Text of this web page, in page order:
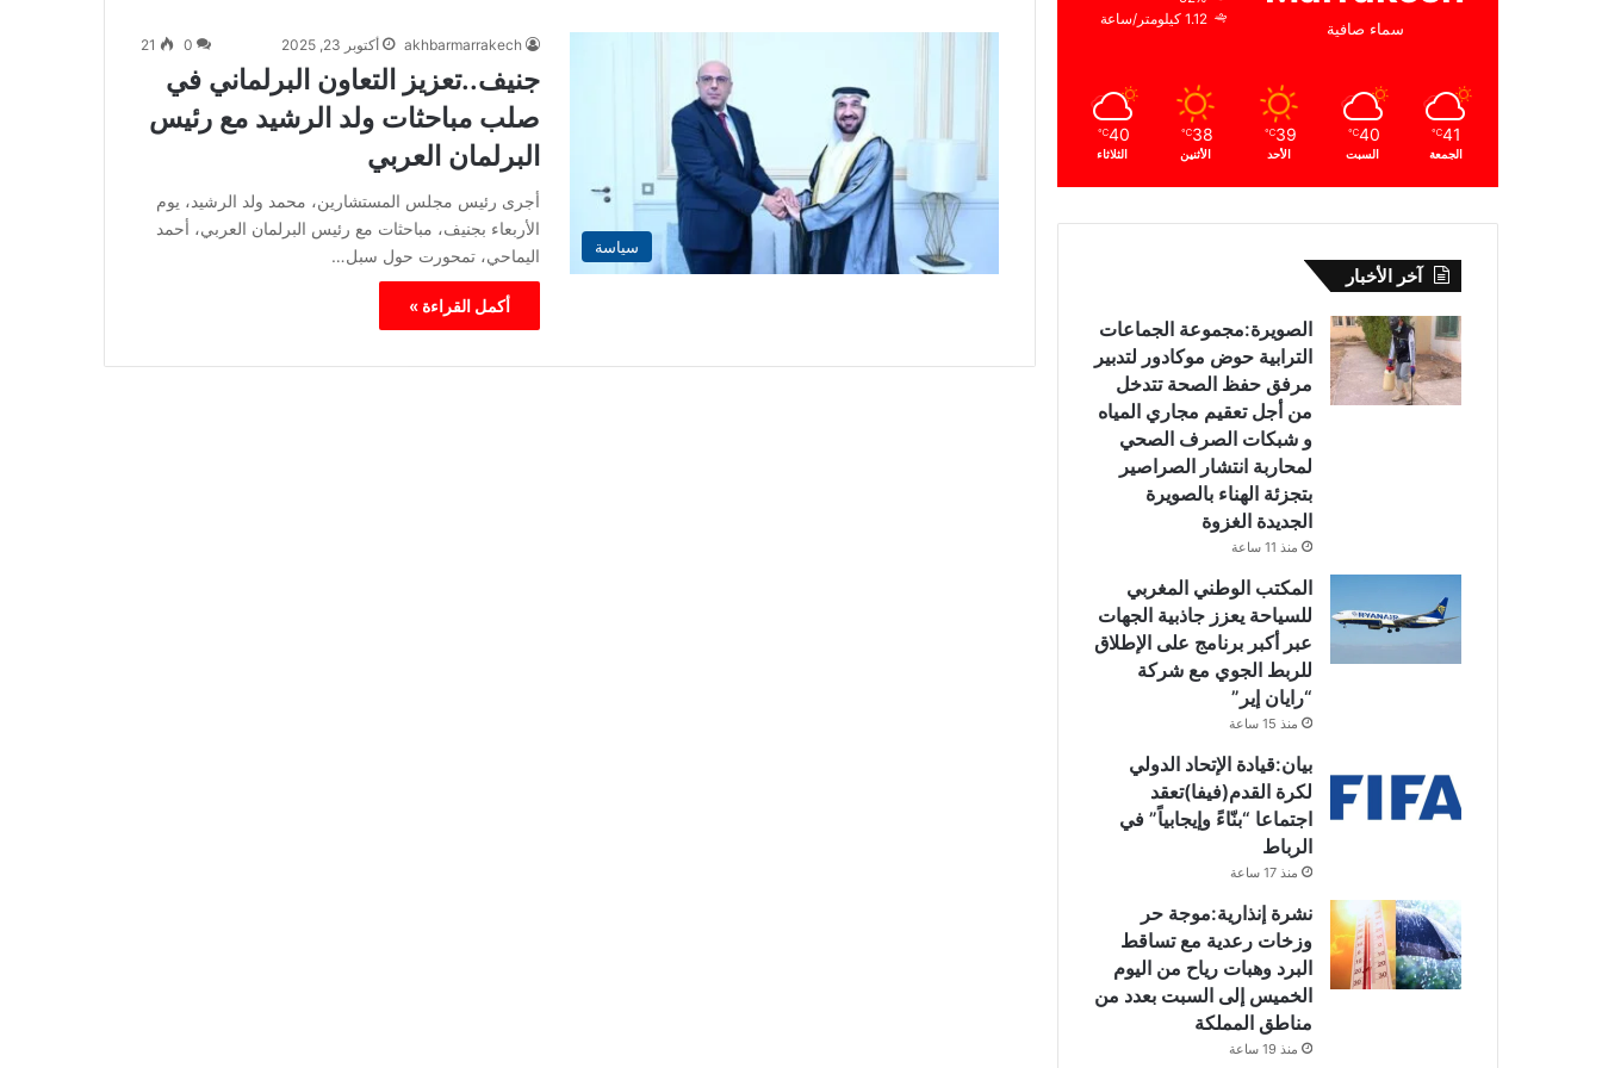
سياسة
akhbarmarrakech أكتوبر 23, 2025 0
21
جنيف..تعزيز التعاون البرلماني في
صلب مباحثات ولد الرشيد مع رئيس
البرلمان العربي
أجرى رئيس مجلس المستشارين، محمد ولد الرشيد، يوم
الأربعاء بجنيف، مباحثات مع رئيس البرلمان العربي، أحمد
اليماحي، تمحورت حول سبل…
أكمل القراءة »
سماء صافية
1.12 كيلومتر/ساعة
41
℃
الجمعة
40
℃
السبت
39
℃
الأحد
38
℃
الأثنين
40
℃
الثلاثاء
آخر الأخبار
الصويرة:مجموعة الجماعات
الترابية حوض موكادور لتدبير
مرفق حفظ الصحة تتدخل
من أجل تعقيم مجاري المياه
و شبكات الصرف الصحي
لمحاربة انتشار الصراصير
بتجزئة الهناء بالصويرة
الجديدة الغزوة
منذ 11 ساعة
المكتب الوطني المغربي
للسياحة يعزز جاذبية الجهات
عبر أكبر برنامج على الإطلاق
للربط الجوي مع شركة
“رايان إير”
منذ 15 ساعة
بيان:قيادة الإتحاد الدولي
لكرة القدم(فيفا)تعقد
اجتماعا “بنّاءً وإيجابياً” في
الرباط
منذ 17 ساعة
نشرة إنذارية:موجة حر
وزخات رعدية مع تساقط
البرد وهبات رياح من اليوم
الخميس إلى السبت بعدد من
مناطق المملكة
منذ 19 ساعة